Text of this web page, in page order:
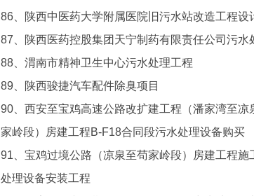
86、陕西中医药大学附属医院旧污水站改造工程设
87、陕西医药控股集团天宁制药有限责任公司污水
88、渭南市精神卫生中心污水处理工程
89、陕西骏捷汽车配件除臭项目
90、西安至宝鸡高速公路改扩建工程（潘家湾至
家岭段）房建工程B-F18合同段污水处理设备购买
91、宝鸡过境公路（凉泉至苟家岭段）房建工程
处理设备安装工程